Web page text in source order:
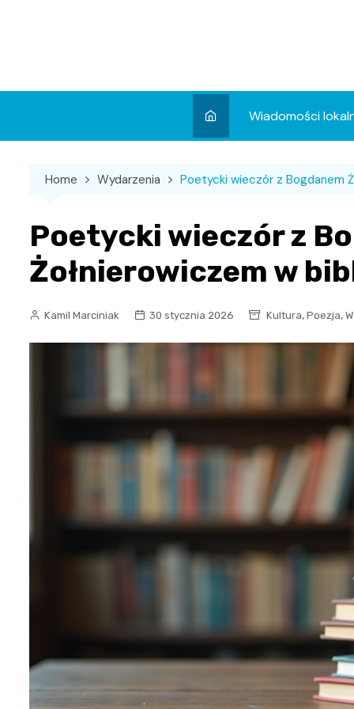
Wiadomości
Wydarzenia
Sport
Home Wydarzenia Poetycki wieczór z Bogdanem
Poetycki wieczór z
Żołnierowiczem w
Kamil Marciniak 30 stycznia 2026 Kultura, Poezja,